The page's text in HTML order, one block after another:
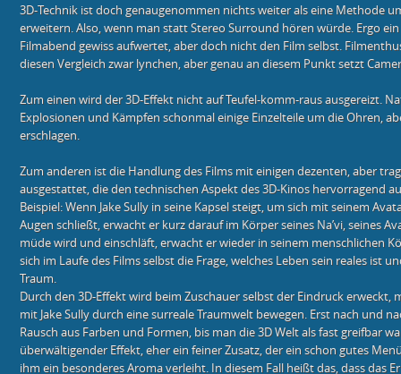
3D-Technik ist doch genaugenommen nichts weiter als eine Methode
erweitern. Also, wenn man statt Stereo Surround hören würde. Ergo
Filmabend gewiss aufwertet, aber doch nicht den Film selbst.
diesen Vergleich zwar lynchen, aber genau an diesem Punkt setzt
Zum einen wird der 3D-Effekt nicht auf Teufel-komm-raus ausgereizt.
Explosionen und Kämpfen schonmal einige Einzelteile um die Ohren,
erschlagen.
Zum anderen ist die Handlung des Films mit einigen dezenten, aber
ausgestattet, die den technischen Aspekt des 3D-Kinos hervorragend
Beispiel: Wenn Jake Sully in seine Kapsel steigt, um sich mit seinem
Augen schließt, erwacht er kurz darauf im Körper seines Na’vi, seines
müde wird und einschläft, erwacht er wieder in seinem menschlichen
sich im Laufe des Films selbst die Frage, welches Leben sein reales ist
Traum.
Durch den 3D-Effekt wird beim Zuschauer selbst der Eindruck erweckt,
mit Jake Sully durch eine surreale Traumwelt bewegen. Erst nach und
Rausch aus Farben und Formen, bis man die 3D Welt als fast greifbar
überwältigender Effekt, eher ein feiner Zusatz, der ein schon gutes
ihm ein besonderes Aroma verleiht. In diesem Fall heißt das, dass das